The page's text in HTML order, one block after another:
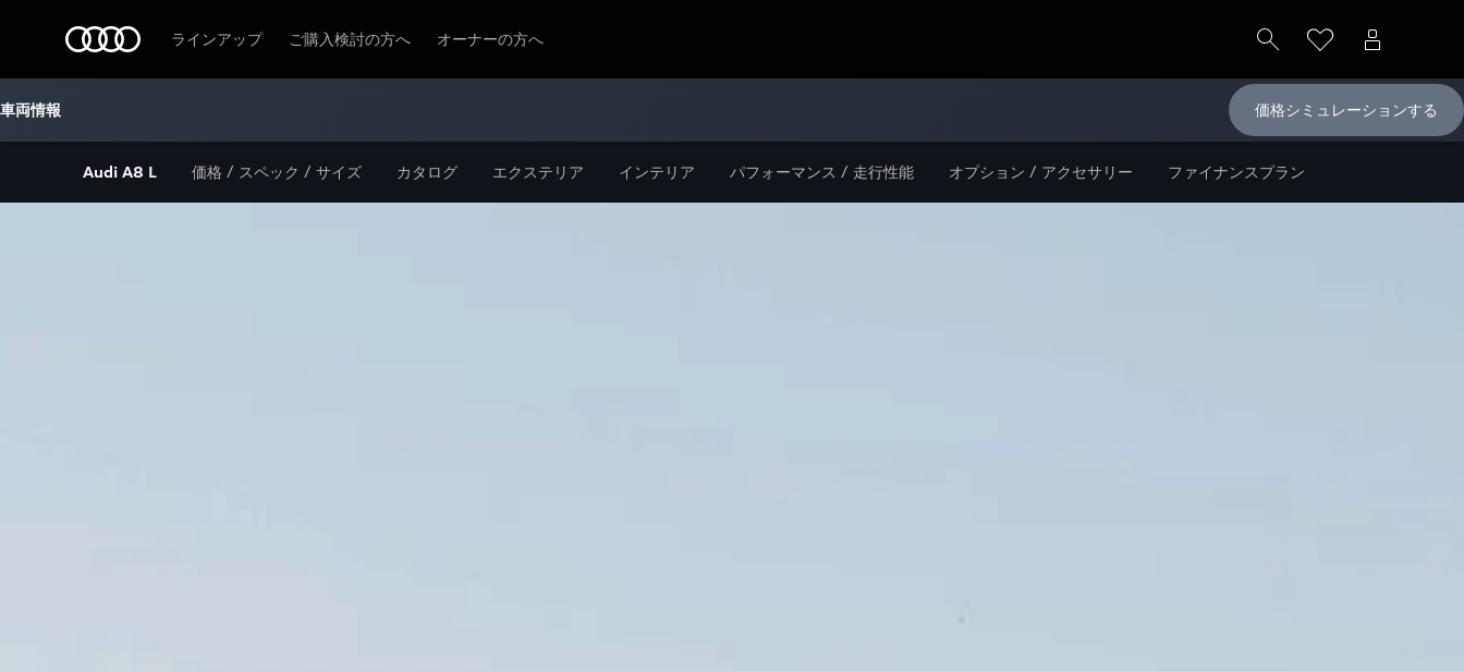
ラインアップ ご購入検討の方へ オーナーの方へ
車両情報 価格シミュレーションする
Audi A8 L 価格 / スペック / サイズ カタログ エクステリア インテリア パフォーマンス / 走行性能 オプション / アクセサリー ファイナンスプラン